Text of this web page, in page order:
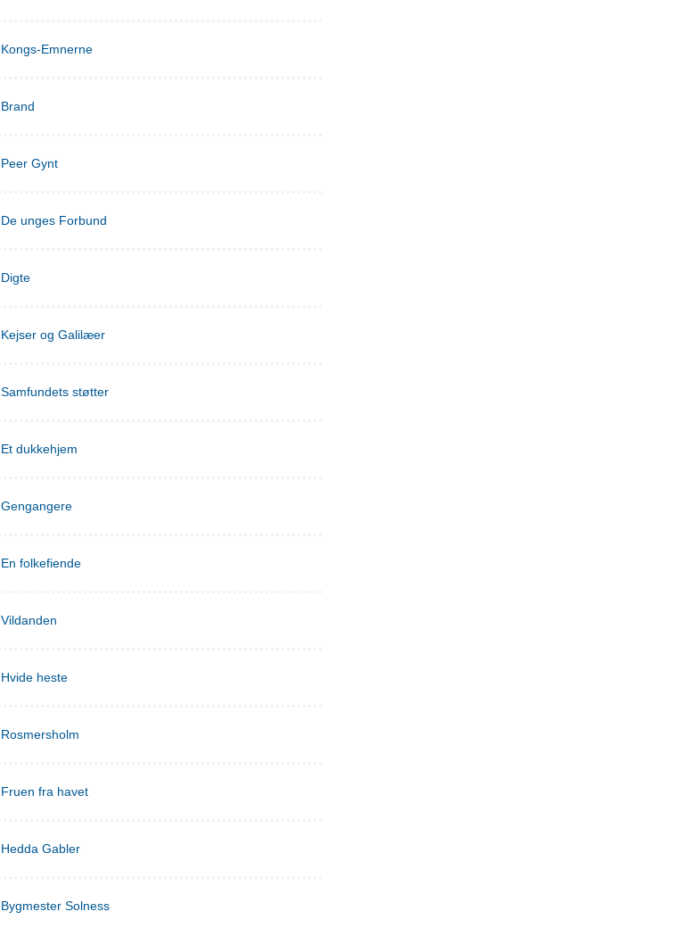
Kongs-Emnerne
Brand
Peer Gynt
De unges Forbund
Digte
Kejser og Galilæer
Samfundets støtter
Et dukkehjem
Gengangere
En folkefiende
Vildanden
Hvide heste
Rosmersholm
Fruen fra havet
Hedda Gabler
Bygmester Solness